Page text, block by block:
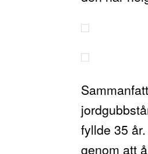
fyllde 35
genom att